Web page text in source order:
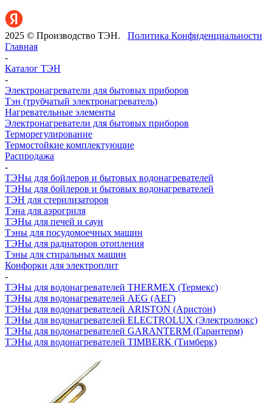
2025 © Производство ТЭН. Политика Конфиденциальности
Главная
-
Каталог ТЭН
-
Электронагреватели для бытовых приборов
Тэн (трубчатый электронагреватель)
Нагревательные элементы
Электронагреватели для бытовых приборов
Терморегулирование
Термостойкие комплектующие
Распродажа
-
ТЭНы для бойлеров и бытовых водонагревателей
ТЭНы для бойлеров и бытовых водонагревателей
ТЭН для стерилизаторов
Тэна для аэрогриля
ТЭНы для печей и саун
Тэны для посудомоечных машин
ТЭНы для радиаторов отопления
Тэны для стиральных машин
Конфорки для электроплит
-
ТЭНы для водонагревателей THERMEX (Термекс)
ТЭНы для водонагревателей AEG (АЕГ)
ТЭНы для водонагревателей ARISTON (Аристон)
ТЭНы для водонагревателей ELECTROLUX (Электролюкс)
ТЭНы для водонагревателей GARANTERM (Гарантерм)
ТЭНы для водонагревателей TIMBERK (Тимберк)